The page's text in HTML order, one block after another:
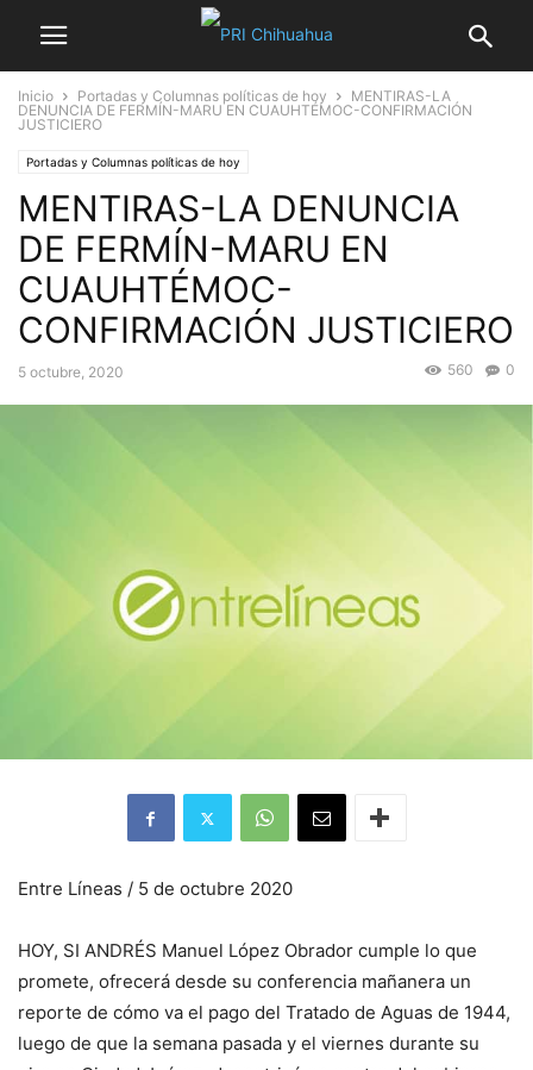
Inicio Portadas y Columnas políticas de hoy
MENTIRAS-LA
DENUNCIA DE FERMÍN-MARU EN CUAUHTÉMOC-CONFIRMACIÓN
JUSTICIERO
Portadas y Columnas políticas de hoy
MENTIRAS-LA DENUNCIA
DE FERMÍN-MARU EN
CUAUHTÉMOC-
CONFIRMACIÓN JUSTICIERO
5 octubre, 2020 0
560
Entre Líneas / 5 de octubre 2020
HOY, SI ANDRÉS Manuel López Obrador cumple lo que
promete, ofrecerá desde su conferencia mañanera un
reporte de cómo va el pago del Tratado de Aguas de 1944,
luego de que la semana pasada y el viernes durante su